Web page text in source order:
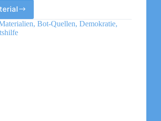
,Bot-Quellen,Demokratie,